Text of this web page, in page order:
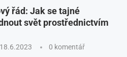
řád: Jak se tajné
svět prostřednictvím
18.6.2023 0 komentář